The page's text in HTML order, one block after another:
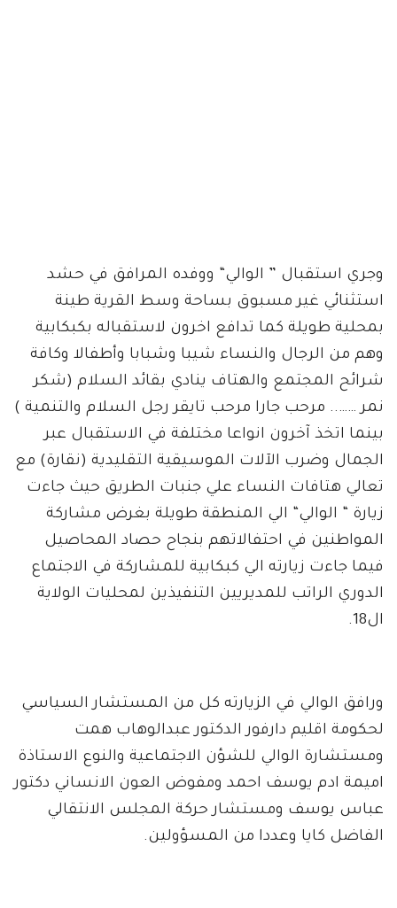
وجري استقبال ” الوالي“ ووفده المرافق في حشد
استثنائي غير مسبوق بساحة وسط القرية طينة
بمحلية طويلة كما تدافع اخرون لاستقباله بكبكابية
وهم من الرجال والنساء شيبا وشبابا وأطفالا وكافة
شرائح المجتمع والهتاف ينادي بقائد السلام (شكر
نمر …….. مرحب جارا مرحب تايقر رجل السلام والتنمية )
بينما اتخذ آخرون انواعا مختلفة في الاستقبال عبر
الجمال وضرب الآلات الموسيقية التقليدية (نقارة) مع
تعالي هتافات النساء علي جنبات الطريق حيث جاءت
زيارة “ الوالي“ الي المنطقة طويلة بغرض مشاركة
المواطنين في احتفالاتهم بنجاح حصاد المحاصيل
فيما جاءت زيارته الي كبكابية للمشاركة في الاجتماع
الدوري الراتب للمديريين التنفيذين لمحليات الولاية
ال18.
ورافق الوالي في الزيارته كل من المستشار السياسي
لحكومة اقليم دارفور الدكتور عبدالوهاب همت
ومستشارة الوالي للشؤن الاجتماعية والنوع الاستاذة
اميمة ادم يوسف احمد ومفوض العون الانساني دكتور
عباس يوسف ومستشار حركة المجلس الانتقالي
الفاضل كايا وعددا من المسؤولين.